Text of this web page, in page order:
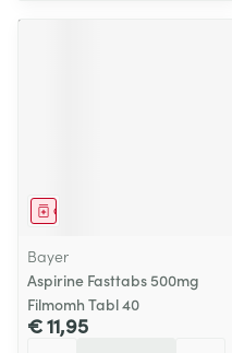
Geneesmiddel
Bayer
Aspirine Fasttabs 500mg
Filmomh Tabl 40
€ 11,95